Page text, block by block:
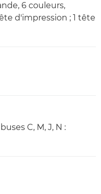
6 couleurs,
d'impression ; 1 tête
C, M, J, N :